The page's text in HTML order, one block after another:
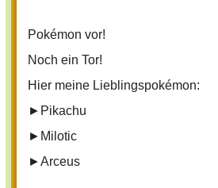
Pokémon vor!
Noch ein Tor!
Hier meine Lieblingspokémon:
►Pikachu
►Milotic
►Arceus